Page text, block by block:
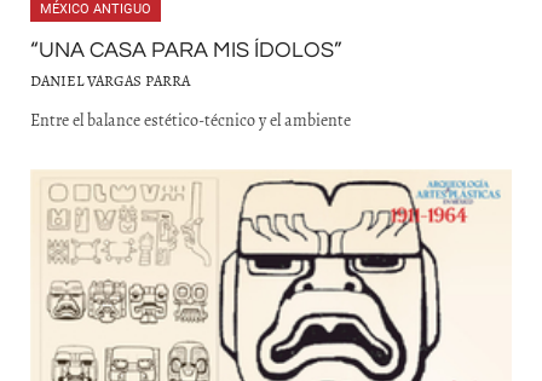
MÉXICO ANTIGUO
“UNA CASA PARA MIS ÍDOLOS”
DANIEL VARGAS PARRA
Entre el balance estético-técnico y el ambiente